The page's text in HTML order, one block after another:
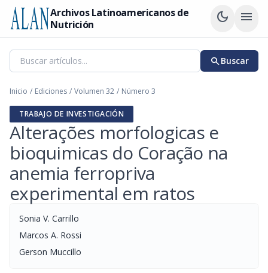
Archivos Latinoamericanos de
Nutrición
dark_mode menu
searchBuscar
Inicio / Ediciones / Volumen 32 / Número 3
TRABAJO DE INVESTIGACIÓN
Alterações morfologicas e
bioquimicas do Coração na
anemia ferropriva
experimental em ratos
Sonia V. Carrillo
Marcos A. Rossi
Gerson Muccillo